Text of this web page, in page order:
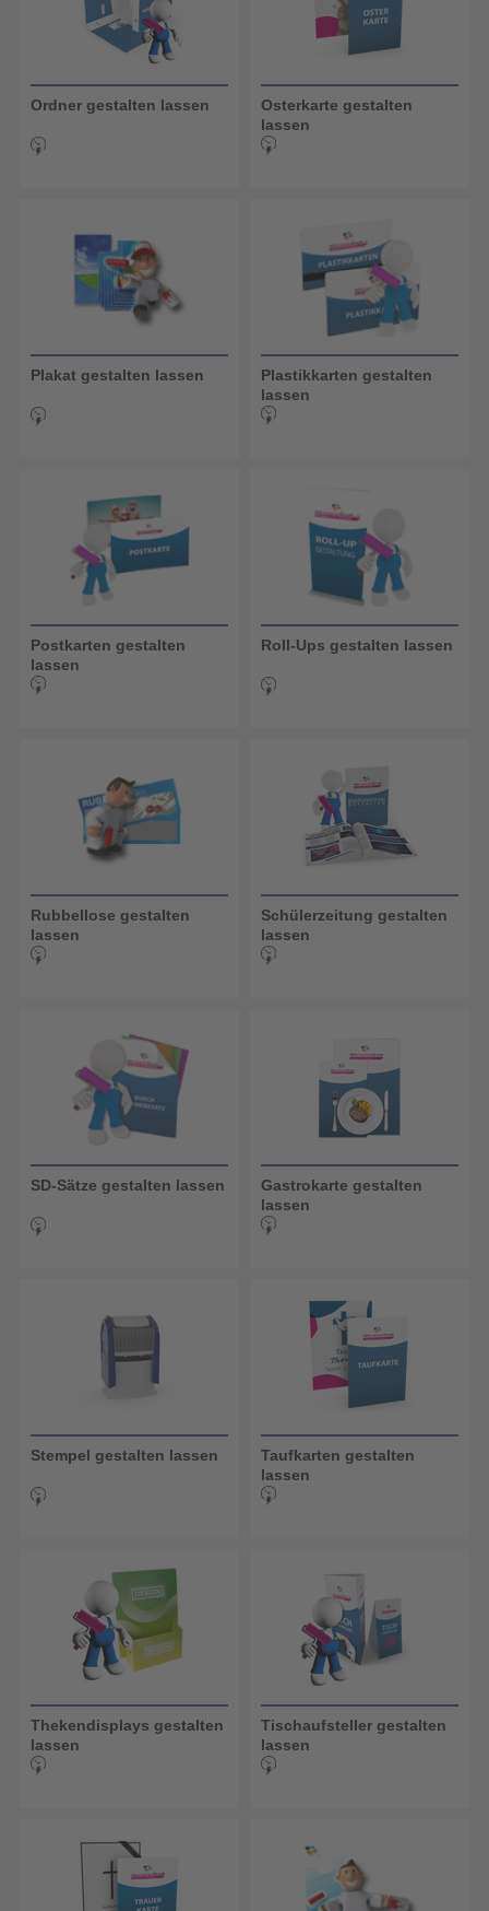
Ordner gestalten lassen
Osterkarte gestalten
lassen
Plakat gestalten lassen
Plastikkarten gestalten
lassen
Postkarten gestalten
lassen
Roll-Ups gestalten lassen
Rubbellose gestalten
lassen
Schülerzeitung gestalten
lassen
SD-Sätze gestalten lassen
Gastrokarte gestalten
lassen
Stempel gestalten lassen
Taufkarten gestalten
lassen
Thekendisplays gestalten
lassen
Tischaufsteller gestalten
lassen